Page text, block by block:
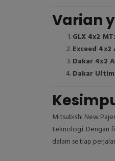
Varian
GLX 4x2 MT:
Exceed 4x2
Dakar 4x2
Dakar
Mitsubishi New
teknologi. Dengan
dalam setiap